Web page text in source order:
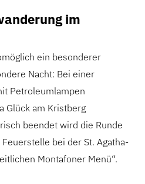
im
ein besonderer
Nacht: Bei einer
Petroleumlampen
Glück am Kristberg
beendet wird die Runde
bei der St. Agatha-
Montafoner Menü“.